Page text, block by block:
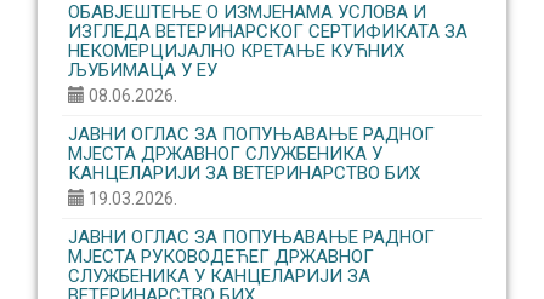
ОБАВЈЕШТЕЊЕ О ИЗМЈЕНАМА УСЛОВА И
ИЗГЛЕДА ВЕТЕРИНАРСКОГ СЕРТИФИКАТА ЗА
НЕКОМЕРЦИЈАЛНО КРЕТАЊЕ КУЋНИХ
ЉУБИМАЦА У ЕУ
08.06.2026.
ЈАВНИ ОГЛАС ЗА ПОПУЊАВАЊЕ РАДНОГ
МЈЕСТА ДРЖАВНОГ СЛУЖБЕНИКА У
КАНЦЕЛАРИЈИ ЗА ВЕТЕРИНАРСТВО БИХ
19.03.2026.
ЈАВНИ ОГЛАС ЗА ПОПУЊАВАЊЕ РАДНОГ
МЈЕСТА РУКОВОДЕЋЕГ ДРЖАВНОГ
СЛУЖБЕНИКА У КАНЦЕЛАРИЈИ ЗА